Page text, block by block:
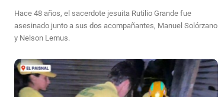
Hace 48 años, el sacerdote jesuita Rutilio Grande fue
asesinado junto a sus dos acompañantes, Manuel Solórzano
y Nelson Lemus.